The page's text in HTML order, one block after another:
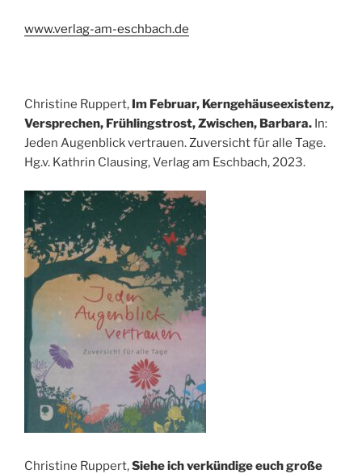
www.verlag-am-eschbach.de
Christine Ruppert, Im Februar, Kerngehäuseexistenz,
Versprechen, Frühlingstrost, Zwischen, Barbara. In:
Jeden Augenblick vertrauen. Zuversicht für alle Tage.
Hg.v. Kathrin Clausing, Verlag am Eschbach, 2023.
Christine Ruppert,Siehe ich verkündige euch große